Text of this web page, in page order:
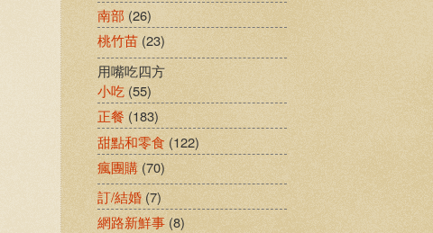
南部 (26)
桃竹苗 (23)
用嘴吃四方
小吃 (55)
正餐 (183)
甜點和零食 (122)
瘋團購 (70)
訂/結婚 (7)
網路新鮮事 (8)